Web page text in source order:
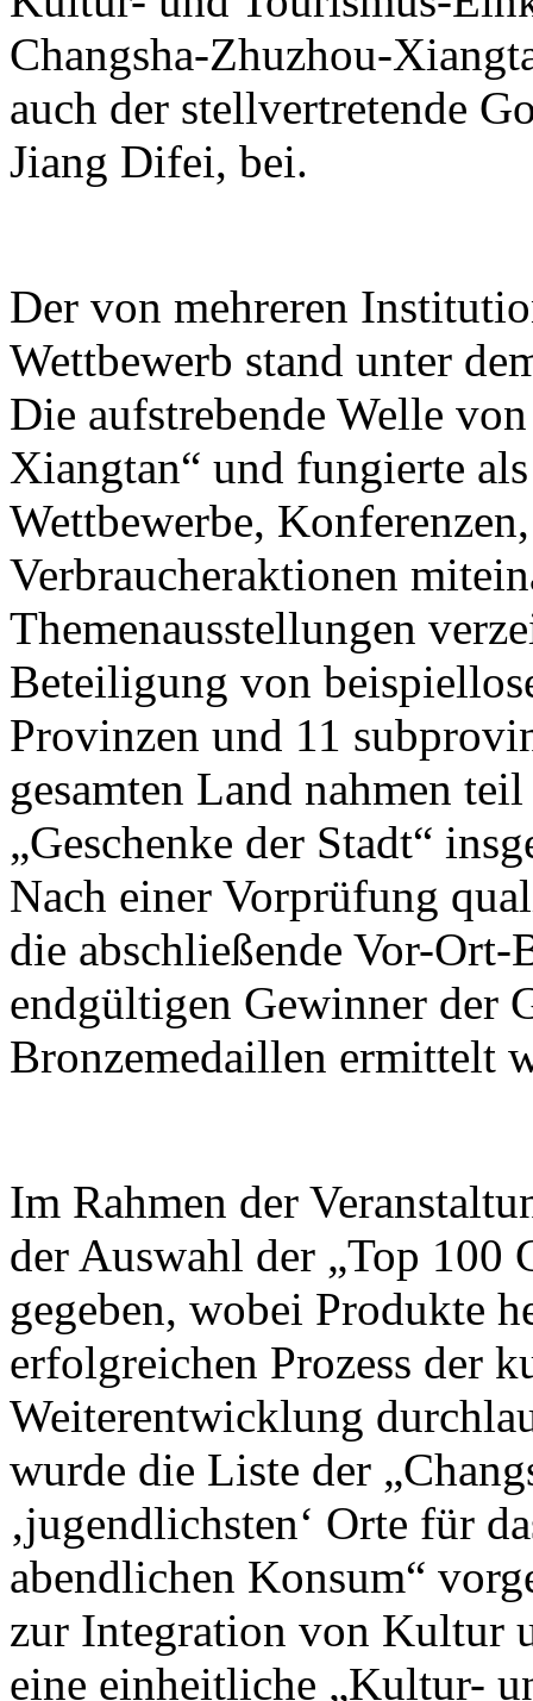
Changsha-Zhuzhou-
auch der stellvertretende
Jiang Difei, bei.
Der von mehreren
Wettbewerb stand unter
Die aufstrebende Welle
Xiangtan“ und fungierte
Wettbewerbe,
Verbraucheraktionen
Themenausstellungen
Beteiligung von
Provinzen und 11
gesamten Land nahmen
„Geschenke der Stadt“
Nach einer Vorprüfung
die abschließende Vor-
endgültigen Gewinner der
Bronzemedaillen ermittelt
Im Rahmen der
der Auswahl der „Top 100
gegeben, wobei Produkte
erfolgreichen Prozess der
Weiterentwicklung
wurde die Liste der
‚jugendlichsten‘ Orte für
abendlichen Konsum“
zur Integration von Kultur
eine einheitliche „Kultur-